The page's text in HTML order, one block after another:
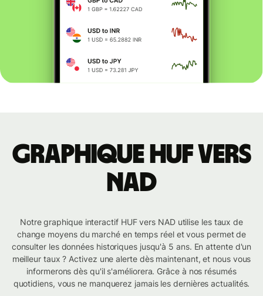
Graphique HUF vers
NAD
Notre graphique interactif HUF vers NAD utilise les taux de
change moyens du marché en temps réel et vous permet de
consulter les données historiques jusqu'à 5 ans. En attente d'un
meilleur taux ? Activez une alerte dès maintenant, et nous vous
informerons dès qu'il s'améliorera. Grâce à nos résumés
quotidiens, vous ne manquerez jamais les dernières actualités.